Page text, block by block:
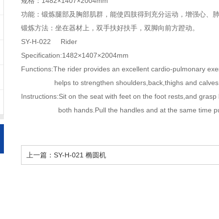
功能：锻炼腿部及胸部肌群，能使四肢得到充分运动，增强心、
锻炼方法：坐在器材上，双手扶好扶手，双脚向前方蹬动。
SY-H-022 Rider
Specification:1482×1407×2004mm
Functions:The rider provides an excellent cardio-pulmonary
helps to strengthen shoulders,back,thighs and calves.
Instructions:Sit on the seat with feet on the foot rests,and grasp
both hands.Pull the handles and at the same time
上一篇：SY-H-021 椭圆机